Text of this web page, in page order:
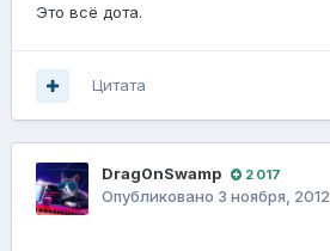
Это всё дота.
Цитата
Drag0nSwamp 2 017
Опубликовано 3 ноября, 2012